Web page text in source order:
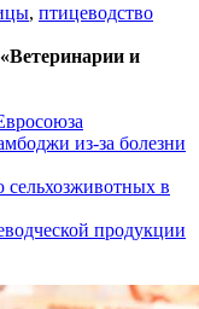
, птицеводство
и
из-за болезни
в
продукции